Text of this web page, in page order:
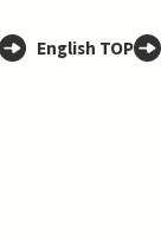
English TOP